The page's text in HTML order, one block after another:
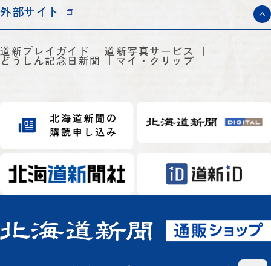
外部サイト
道新プレイガイド 道新写真サービス
どうしん記念日新聞 マイ・クリップ